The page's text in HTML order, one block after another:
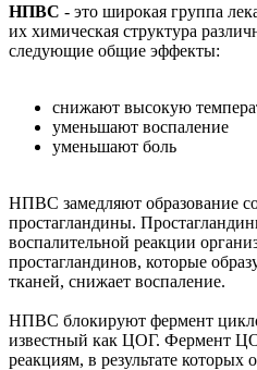
НПВС - это широкая группа
их химическая структура
следующие общие эффекты:
снижают высокую
уменьшают воспаление
уменьшают боль
НПВС замедляют образование
простагландины.
воспалительной реакции
простагландинов, которые
тканей, снижает воспаление.
НПВС блокируют фермент
известный как ЦОГ. Фермент
реакциям, в результате которых